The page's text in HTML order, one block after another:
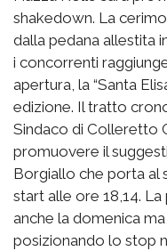
shakedown. La
dalla pedana allestita
i concorrenti
apertura, la “Santa
edizione. Il tratto
Sindaco di Colleretto
promuovere il
Borgiallo che porta al
start alle ore 18,14.
anche la domenica
posizionando lo stop